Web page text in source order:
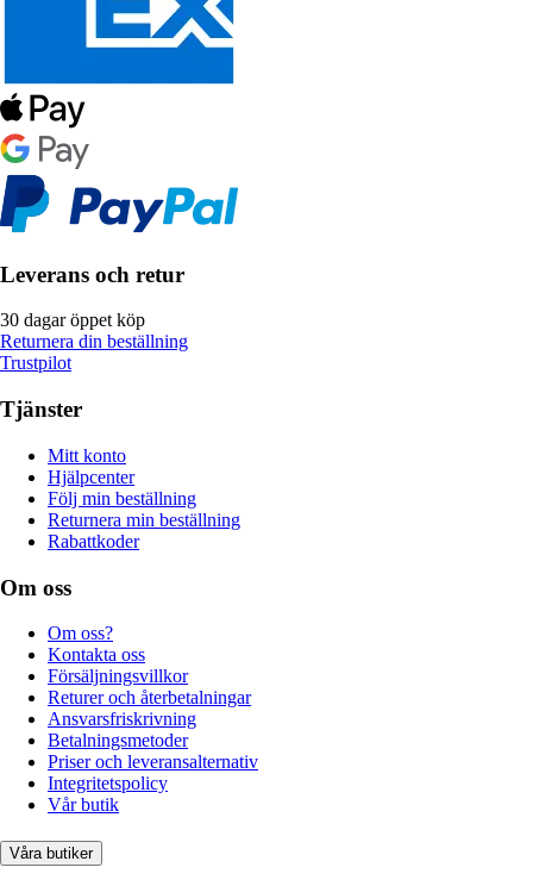
Leverans och retur
30 dagar öppet köp
Returnera din beställning
Trustpilot
Tjänster
Mitt konto
Hjälpcenter
Följ min beställning
Returnera min beställning
Rabattkoder
Om oss
Om oss?
Kontakta oss
Försäljningsvillkor
Returer och återbetalningar
Ansvarsfriskrivning
Betalningsmetoder
Priser och leveransalternativ
Integritetspolicy
Vår butik
Våra butiker